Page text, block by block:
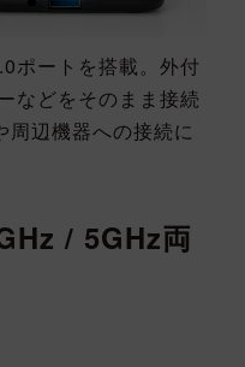
ポートを搭載。外付
などをそのまま接続
周辺機器への接続に
/ 5GHz両